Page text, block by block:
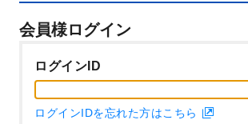
会員様ログイン
ログインID
ログインIDを忘れた方はこちら